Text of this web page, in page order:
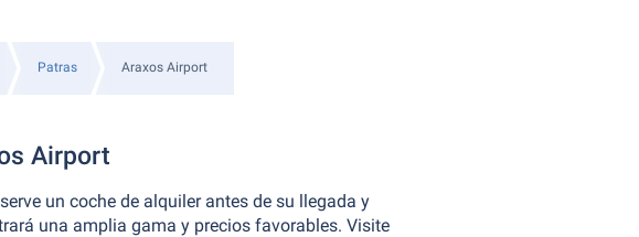
Patras Araxos Airport
Airport
un coche de alquiler antes de su llegada y
una amplia gama y precios favorables. Visite